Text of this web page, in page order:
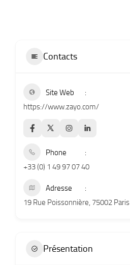
Contacts
Site Web
https://www.zayo.com/
Phone
+33 (0) 1 49 97 07 40
Adresse
19 Rue Poissonnière, 75002 Paris
Présentation